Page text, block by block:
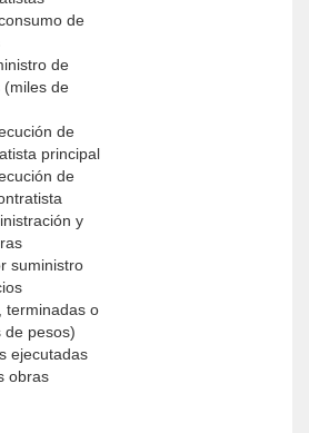
de
de
(miles de
de
principal
de
y
suministro
terminadas o
de pesos)
ejecutadas
obras